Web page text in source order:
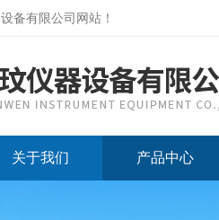
设备有限公司网站 ！
关于我们 产品中心